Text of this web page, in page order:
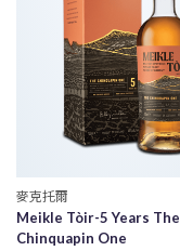
麥克托爾
Meikle Tòir-5 Years The
Chinquapin One